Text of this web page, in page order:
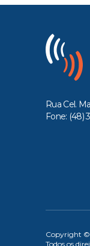
Rua Cel.
Fone: (48)
Copyright ©
Todos os